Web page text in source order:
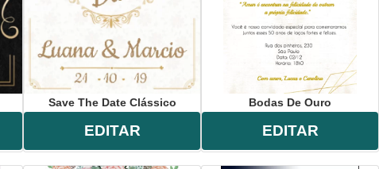
Save The Date Clássico
EDITAR
Bodas De Ouro
EDITAR